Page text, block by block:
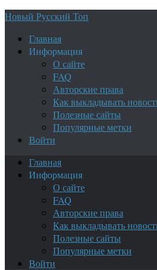
Новый Русский Топ
Главная
Информация
О сайте
FAQ
Авторские права
Как выкладывать
Полезные сайты
Популярные метки
Войти
Главная
Информация
О сайте
FAQ
Авторские права
Как выкладывать
Полезные сайты
Популярные метки
Войти